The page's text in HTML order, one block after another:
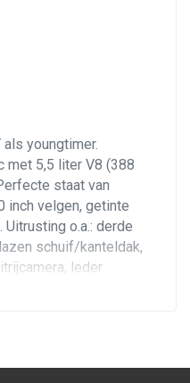
geventileerd
youngtimer.
met 5,5 liter V8 (388
staat van
inch velgen, getinte
o.a.: derde
schuif/kanteldak,
leder
orthopedische
en stoelventilatie,
aircoregeling,
rondom